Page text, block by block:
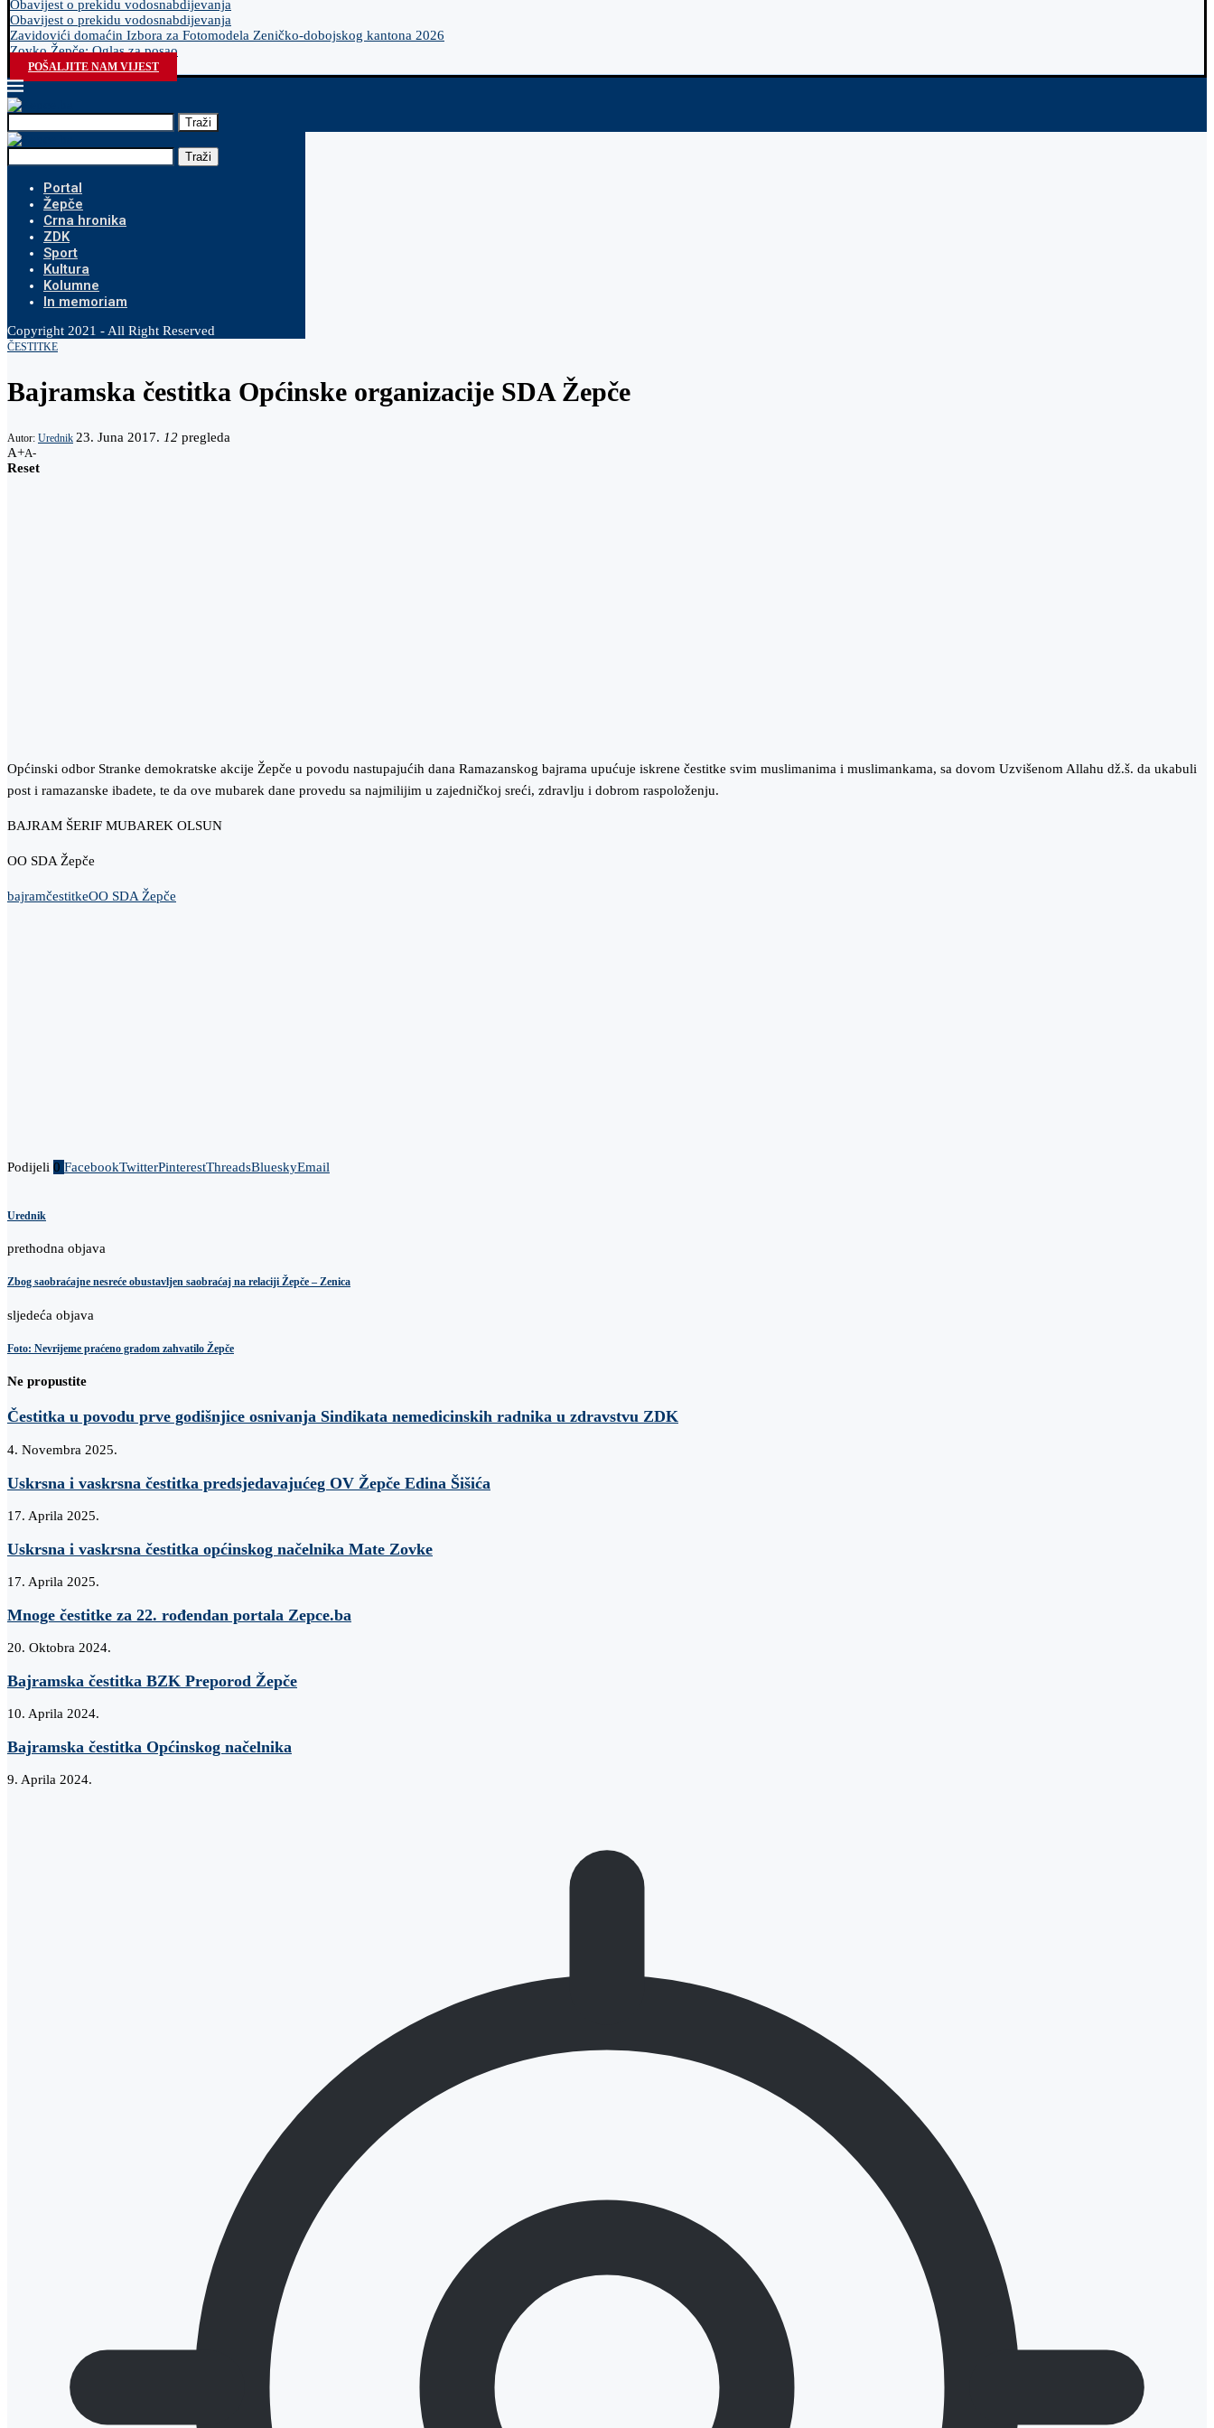
Obavijest o prekidu vodosnabdijevanja
Obavijest o prekidu vodosnabdijevanja
Zavidovići domaćin Izbora za Fotomodela Zeničko-dobojskog kantona 2026
Zovko Žepče: Oglas za posao
POŠALJITE NAM VIJEST
Traži
Traži
Portal
Žepče
Crna hronika
ZDK
Sport
Kultura
Kolumne
In memoriam
Copyright 2021 - All Right Reserved
ČESTITKE
Bajramska čestitka Općinske organizacije SDA Žepče
Autor: Urednik 23. Juna 2017. 12 pregleda
A+A-
Reset
Općinski odbor Stranke demokratske akcije Žepče u povodu nastupajućih dana Ramazanskog bajrama upućuje iskrene čestitke svim muslimanima i muslimankama, sa dovom Uzvišenom Allahu dž.š. da ukabuli
post i ramazanske ibadete, te da ove mubarek dane provedu sa najmilijim u zajedničkoj sreći, zdravlju i dobrom raspoloženju.
BAJRAM ŠERIF MUBAREK OLSUN
OO SDA Žepče
bajramčestitkeOO SDA Žepče
Podijeli 0 FacebookTwitterPinterestThreadsBlueskyEmail
Urednik
prethodna objava
Zbog saobraćajne nesreće obustavljen saobraćaj na relaciji Žepče – Zenica
sljedeća objava
Foto: Nevrijeme praćeno gradom zahvatilo Žepče
Ne propustite
Čestitka u povodu prve godišnjice osnivanja Sindikata nemedicinskih radnika u zdravstvu ZDK
4. Novembra 2025.
Uskrsna i vaskrsna čestitka predsjedavajućeg OV Žepče Edina Šišića
17. Aprila 2025.
Uskrsna i vaskrsna čestitka općinskog načelnika Mate Zovke
17. Aprila 2025.
Mnoge čestitke za 22. rođendan portala Zepce.ba
20. Oktobra 2024.
Bajramska čestitka BZK Preporod Žepče
10. Aprila 2024.
Bajramska čestitka Općinskog načelnika
9. Aprila 2024.